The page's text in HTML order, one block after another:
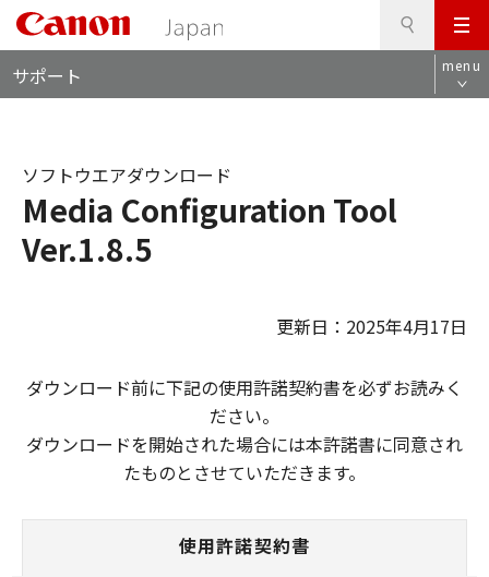
メ
ニ
ュ
サポート menu
Media Configuration Tool
Ver.1.8.5
ソフトウエアダウンロード
更新日：2025年4月17日
ダウンロード前に下記の使用許諾契約書を必ずお読みく
ださい。
ダウンロードを開始された場合には本許諾書に同意され
たものとさせていただきます。
使用許諾契約書